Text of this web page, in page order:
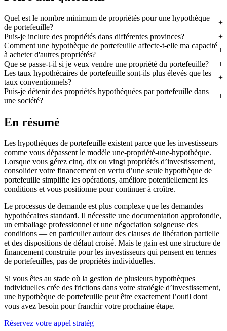
Quel est le nombre minimum de propriétés pour une hypothèque
de portefeuille?
Puis-je inclure des propriétés dans différentes provinces?
Comment une hypothèque de portefeuille affecte-t-elle ma capacité
à acheter d'autres propriétés?
Que se passe-t-il si je veux vendre une propriété du portefeuille?
Les taux hypothécaires de portefeuille sont-ils plus élevés que les
taux conventionnels?
Puis-je détenir des propriétés hypothéquées par portefeuille dans
une société?
En résumé
Les hypothèques de portefeuille existent parce que les investisseurs
comme vous dépassent le modèle une-propriété-une-hypothèque.
Lorsque vous gérez cinq, dix ou vingt propriétés d’investissement,
consolider votre financement en vertu d’une seule hypothèque de
portefeuille simplifie les opérations, améliore potentiellement les
conditions et vous positionne pour continuer à croître.
Le processus de demande est plus complexe que les demandes
hypothécaires standard. Il nécessite une documentation approfondie,
un emballage professionnel et une négociation soigneuse des
conditions — en particulier autour des clauses de libération partielle
et des dispositions de défaut croisé. Mais le gain est une structure de
financement construite pour les investisseurs qui pensent en termes
de portefeuilles, pas de propriétés individuelles.
Si vous êtes au stade où la gestion de plusieurs hypothèques
individuelles crée des frictions dans votre stratégie d’investissement,
une hypothèque de portefeuille peut être exactement l’outil dont
vous avez besoin pour franchir votre prochaine étape.
Réservez votre appel stratég